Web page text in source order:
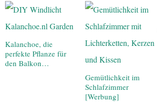
Kalanchoe, die
perfekte Pflanze für
den Balkon…
Gemütlichkeit im
Schlafzimmer
[Werbung]